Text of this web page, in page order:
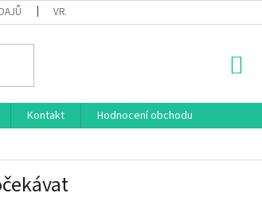
VRÁCENÍ A REKLAMACE
Kontakt
Hodnocení obchodu